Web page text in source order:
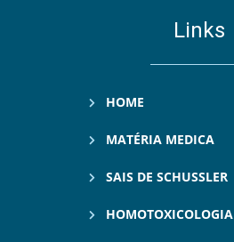
Links
HOME
MATÉRIA MEDICA
SAIS DE SCHUSSLER
HOMOTOXICOLOGIA